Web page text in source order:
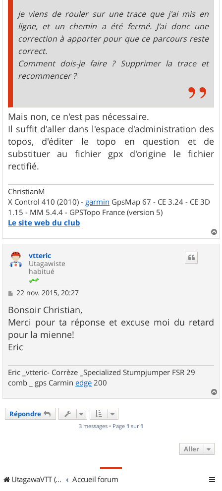
je viens de rouler sur une trace que j'ai mis en
ligne, et un chemin a été fermé. J'ai donc une
correction à apporter pour que ce parcours reste
correct.
Comment dois-je faire ? Supprimer la trace et
recommencer ?
Mais non, ce n'est pas nécessaire.
Il suffit d'aller dans l'espace d'administration des
topos, d'éditer le topo en question et de
substituer au fichier gpx d'origine le fichier
rectifié.
ChristianM
X Control 410 (2010) - garmin GpsMap 67 - CE 3.24 - CE 3D
1.15 - MM 5.4.4 - GPSTopo France (version 5)
Le site web du club
a
vtteric
Utagawiste
habitué
M
s
s
a
g
e
22 nov. 2015, 20:27
Bonsoir Christian,
Merci pour ta réponse et excuse moi du retard
pour la mienne!
Eric
Eric _vtteric- Corrèze _Specialized Stumpjumper FSR 29
comb _ gps Carmin edge 200
a
Répondre
3 messages • Page 1 sur 1
Aller
UtagawaVTT (Randos VTT et VTTAE avec traces GPS) Accueil forum